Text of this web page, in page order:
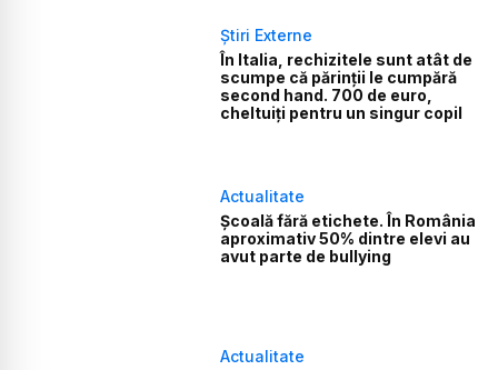
Știri Externe
În Italia, rechizitele sunt atât de
scumpe că părinții le cumpără
second hand. 700 de euro,
cheltuiți pentru un singur copil
Actualitate
Școală fără etichete. În România
aproximativ 50% dintre elevi au
avut parte de bullying
Actualitate